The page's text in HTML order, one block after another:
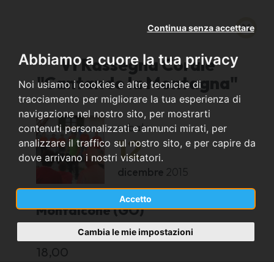
Abbiamo a cuore la tua privacy
Noi usiamo i cookies e altre tecniche di
tracciamento per migliorare la tua esperienza di
navigazione nel nostro sito, per mostrarti
contenuti personalizzati e annunci mirati, per
analizzare il traffico sul nostro sito, e per capire da
dove arrivano i nostri visitatori.
Accetto
Continua senza accettare
Cambia le mie impostazioni
VI Rassegna Corale
"Cantando la Montagna"
sabato
12
dicembre 2015
Monfalcone (GO)
Europalace Hotel
18,00